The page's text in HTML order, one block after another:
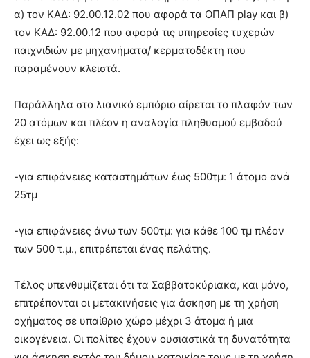
α) τον ΚΑΔ: 92.00.12.02 που αφορά τα ΟΠΑΠ play και β)
τον ΚΑΔ: 92.00.12 που αφορά τις υπηρεσίες τυχερών
παιχνιδιών με μηχανήματα/ κερματοδέκτη που
παραμένουν κλειστά.
Παράλληλα στο λιανικό εμπόριο αίρεται το πλαφόν των
20 ατόμων και πλέον η αναλογία πληθυσμού εμβαδού
έχει ως εξής:
-για επιφάνειες καταστημάτων έως 500τμ: 1 άτομο ανά
25τμ
-για επιφάνειες άνω των 500τμ: για κάθε 100 τμ πλέον
των 500 τ.μ., επιτρέπεται ένας πελάτης.
Τέλος υπενθυμίζεται ότι τα Σαββατοκύριακα, και μόνο,
επιτρέπονται οι μετακινήσεις για άσκηση με τη χρήση
οχήματος σε υπαίθριο χώρο μέχρι 3 άτομα ή μια
οικογένεια. Οι πολίτες έχουν ουσιαστικά τη δυνατότητα